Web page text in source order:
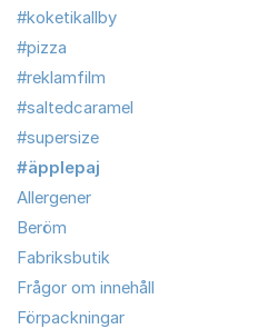
#koketikallby
#pizza
#reklamfilm
#saltedcaramel
#supersize
#äpplepaj
Allergener
Beröm
Fabriksbutik
Frågor om innehåll
Förpackningar